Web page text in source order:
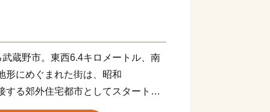
蔵野市。東西6.4キロメートル、南
形にめぐまれた街は、昭和
する郊外住宅都市としてスタートし